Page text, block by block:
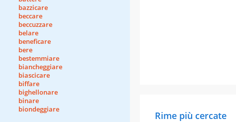
bazzicare
beccare
beccuzzare
belare
beneficare
bere
bestemmiare
biancheggiare
biascicare
biffare
bighellonare
binare
biondeggiare
Rime più cercate